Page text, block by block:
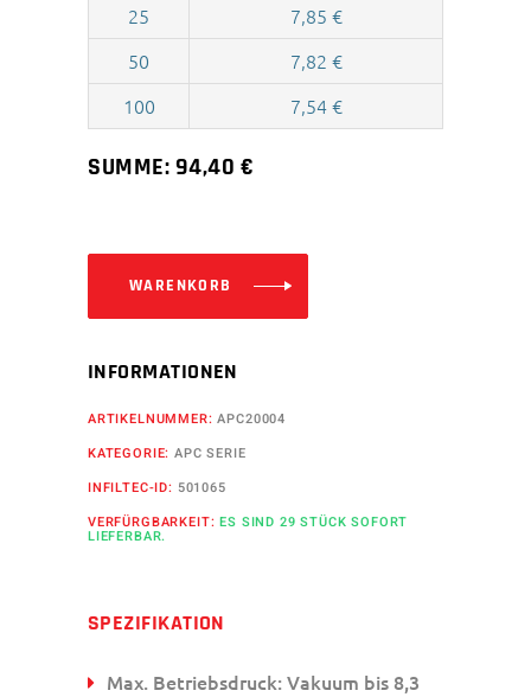
25
7,85 €
50
7,82 €
100
7,54€
SUMME:94,40 €
WARENKORB
INFORMATIONEN
ARTIKELNUMMER:APC20004
KATEGORIE:APC SERIE
INFILTEC-ID: 501065
VERFÜRGBARKEIT:ES SIND 29 STÜCK SOFORT
LIEFERBAR.
SPEZIFIKATION
Max. Betriebsdruck: Vakuum bis 8,3